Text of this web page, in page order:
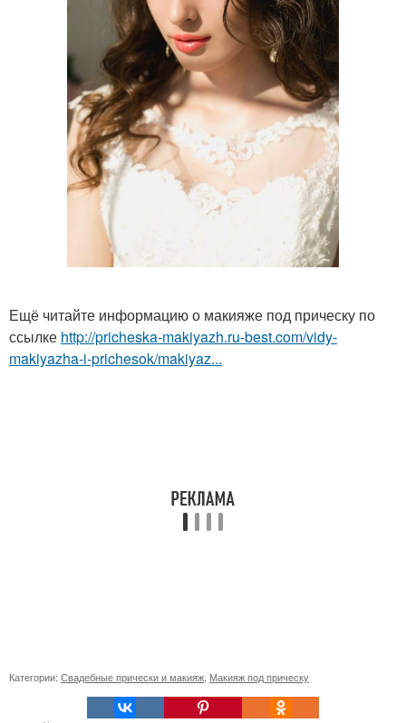
Ещё читайте информацию о макияже под прическу по
ссылке http://pricheska-makiyazh.ru-best.com/vidy-
makiyazha-i-prichesok/makiyaz...
Категории: Свадебные прически и макияж Макияж под прическу